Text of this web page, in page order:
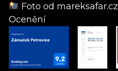
Foto od mareksafar.cz
Ocenění